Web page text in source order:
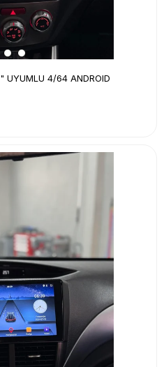
UYUMLU 4/64 ANDROID